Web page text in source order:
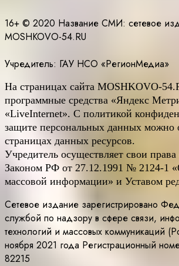
16+ © 2020 Название СМИ: cетевое
MOSHKOVO-54.RU
Учредитель: ГАУ НСО «РегионМедиа»
На страницах сайта MOSHKOVO-54.
программные средства «Яндекс
«LiveInternet». С политикой
защите персональных данных можно
страницах данных ресурсов.
Учредитель осуществляет свои права
Законом РФ от 27.12.1991 № 2124-1
массовой информации» и Уставом
Сетевое издание зарегистрировано
службой по надзору в сфере связи,
технологий и массовых коммуникаций
ноября 2021 года Регистрационный
82215